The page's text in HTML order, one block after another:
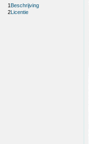
1 Beschrijving
2Licentie